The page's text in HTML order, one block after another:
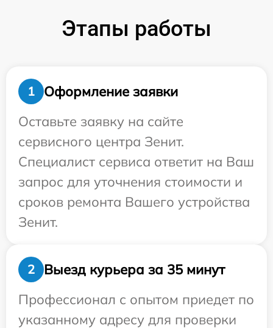
Этапы работы
1
Оформление заявки
Оставьте заявку на сайте
сервисного центра Зенит.
Специалист сервиса ответит на Ваш
запрос для уточнения стоимости и
сроков ремонта Вашего устройства
Зенит.
2
Выезд курьера за 35 минут
Профессионал с опытом приедет по
указанному адресу для проверки